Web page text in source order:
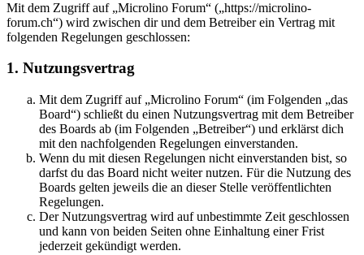
Mit dem Zugriff auf „Microlino Forum“ („https://microlino-
forum.ch“) wird zwischen dir und dem Betreiber ein Vertrag mit
folgenden Regelungen geschlossen:
1. Nutzungsvertrag
Mit dem Zugriff auf „Microlino Forum“ (im Folgenden „das
Board“) schließt du einen Nutzungsvertrag mit dem Betreiber
des Boards ab (im Folgenden „Betreiber“) und erklärst dich
mit den nachfolgenden Regelungen einverstanden.
Wenn du mit diesen Regelungen nicht einverstanden bist, so
darfst du das Board nicht weiter nutzen. Für die Nutzung des
Boards gelten jeweils die an dieser Stelle veröffentlichten
Regelungen.
Der Nutzungsvertrag wird auf unbestimmte Zeit geschlossen
und kann von beiden Seiten ohne Einhaltung einer Frist
jederzeit gekündigt werden.